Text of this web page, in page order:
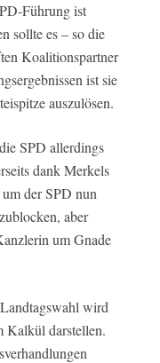
Führung ist
sollte es – so die
Koalitionspartner
ist sie
auszulösen.
SPD allerdings
dank Merkels
der SPD nun
aber
um Gnade
wird
Kalkül darstellen.